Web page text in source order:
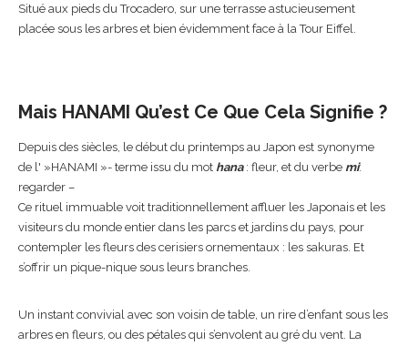
Situé aux pieds du Trocadero, sur une terrasse astucieusement
placée sous les arbres et bien évidemment face à la Tour Eiffel.
Mais HANAMI Qu’est Ce Que Cela Signifie ?
Depuis des siècles, le début du printemps au Japon est synonyme
de l' »HANAMI »- terme issu du mot hana: fleur, et du verbe mi:
regarder –
Ce rituel immuable voit traditionnellement affluer les Japonais et les
visiteurs du monde entier dans les parcs et jardins du pays, pour
contempler les fleurs des cerisiers ornementaux : les sakuras. Et
s’offrir un pique-nique sous leurs branches.
Un instant convivial avec son voisin de table, un rire d’enfant sous les
arbres en fleurs, ou des pétales qui s’envolent au gré du vent. La